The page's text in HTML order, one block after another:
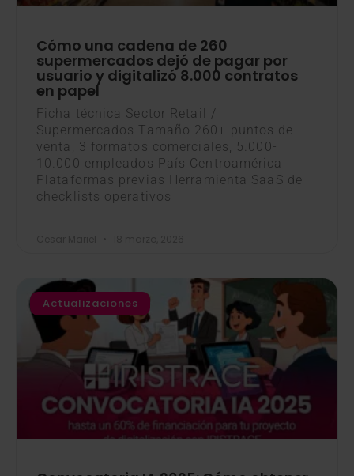
Cómo una cadena de 260
supermercados dejó de pagar por
usuario y digitalizó 8.000 contratos
en papel
Ficha técnica Sector Retail /
Supermercados Tamaño 260+ puntos de
venta, 3 formatos comerciales, 5.000-
10.000 empleados País Centroamérica
Plataformas previas Herramienta SaaS de
checklists operativos
Actualizaciones